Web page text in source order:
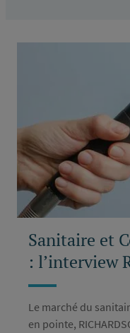
Sanitaire et
: l’interview
Le marché du
en pointe,